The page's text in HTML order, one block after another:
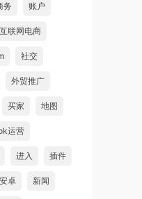
务 账户
互联网电商
社交
外贸推广
买家 地图
运营
进入 插件
安卓 新闻